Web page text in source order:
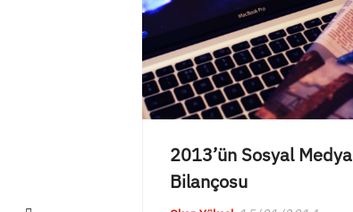
2013’ün Sosyal Medya
Bilançosu